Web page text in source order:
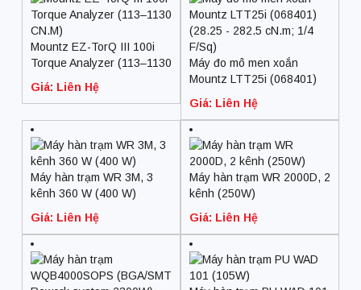
Mountz EZ-TorQ III 100i
Torque Analyzer (113–1130
Giá: Liên Hệ
Máy đo mô men xoắn
Mountz LTT25i (068401)
F/Sq)
Giá: Liên Hệ
Máy hàn trạm WR 3M, 3
kênh 360 W (400 W)
Giá: Liên Hệ
Máy hàn trạm WR 2000D, 2
kênh (250W)
Giá: Liên Hệ